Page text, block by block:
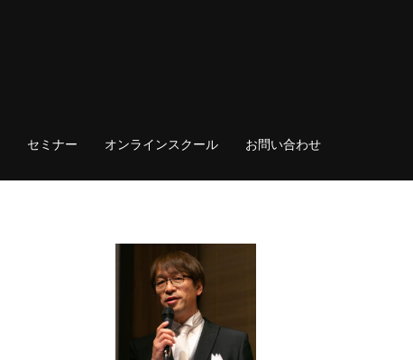
セミナー オンラインスクール お問い合わせ